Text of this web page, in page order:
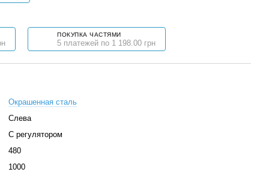
ПОКУПКА ЧАСТЯМИ
5 платежей по 1 198.00 грн
Окрашенная сталь
Слева
С регулятором
480
1000